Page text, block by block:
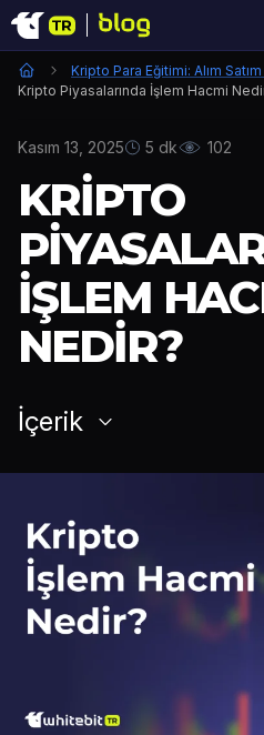
Kripto Para Eğitimi: Alım
Kripto Piyasalarında İşlem Hacmi
Kasım 13, 2025 5 dk 102
KRIPTO
İŞLEM
NEDIR?
İçerik